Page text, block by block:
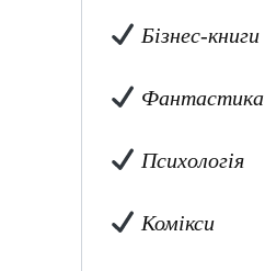
Бізнес-книги
Фантастика
Психологія
Комікси